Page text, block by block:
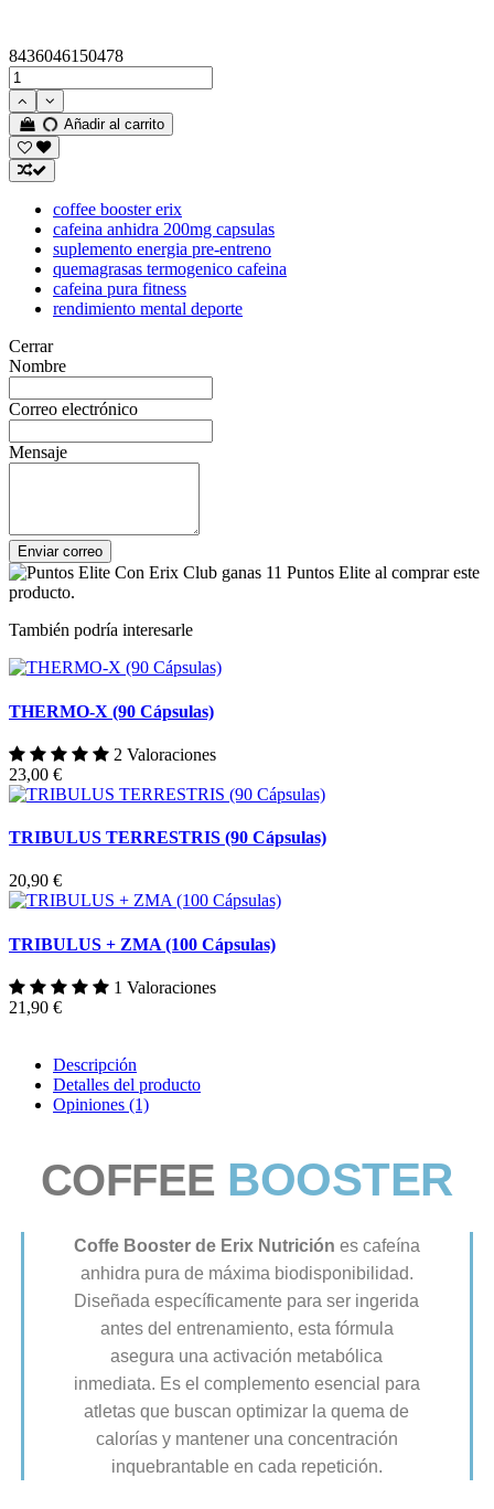
8436046150478
Añadir al carrito
coffee booster erix
cafeina anhidra 200mg capsulas
suplemento energia pre-entreno
quemagrasas termogenico cafeina
cafeina pura fitness
rendimiento mental deporte
Cerrar
Nombre
Correo electrónico
Mensaje
Enviar correo
Con Erix Club ganas 11 Puntos Elite al comprar este
producto.
También podría interesarle
THERMO-X (90 Cápsulas)
2 Valoraciones
23,00 €
TRIBULUS TERRESTRIS (90 Cápsulas)
20,90 €
TRIBULUS + ZMA (100 Cápsulas)
1 Valoraciones
21,90 €
Descripción
Detalles del producto
Opiniones (1)
COFFEE BOOSTER
Coffe Booster de Erix Nutrición es cafeína
anhidra pura de máxima biodisponibilidad.
Diseñada específicamente para ser ingerida
antes del entrenamiento, esta fórmula
asegura una activación metabólica
inmediata. Es el complemento esencial para
atletas que buscan optimizar la quema de
calorías y mantener una concentración
inquebrantable en cada repetición.